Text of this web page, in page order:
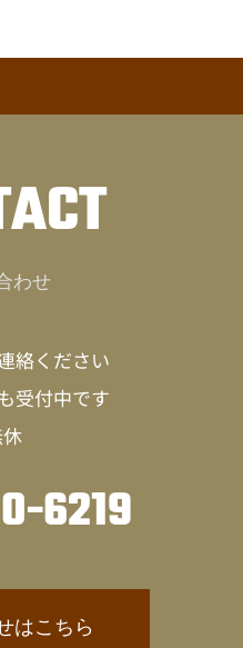
わせ
絡ください
受付中です
6219
はこちら